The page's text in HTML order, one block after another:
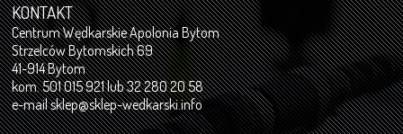
KONTAKT
Centrum Wędkarskie Apolonia Bytom
Strzelców Bytomskich 69
41-914 Bytom
kom. 501 015 921 lub 32 280 20 58
e-mailsklep@sklep-wedkarski.info